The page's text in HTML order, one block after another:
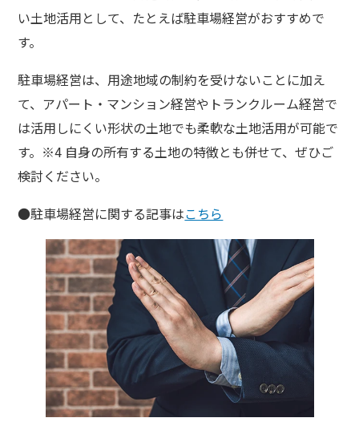
い土地活用として、たとえば駐車場経営がおすすめで
す。
駐車場経営は、用途地域の制約を受けないことに加え
て、アパート・マンション経営やトランクルーム経営で
は活用しにくい形状の土地でも柔軟な土地活用が可能で
す。※4 自身の所有する土地の特徴とも併せて、ぜひご
検討ください。
●駐車場経営に関する記事はこちら